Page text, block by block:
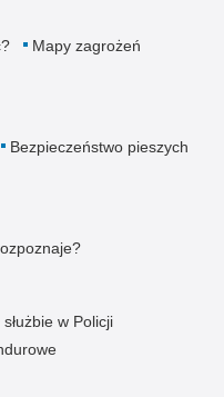
Mapy zagrożeń
Bezpieczeństwo pieszych
służbie w Policji